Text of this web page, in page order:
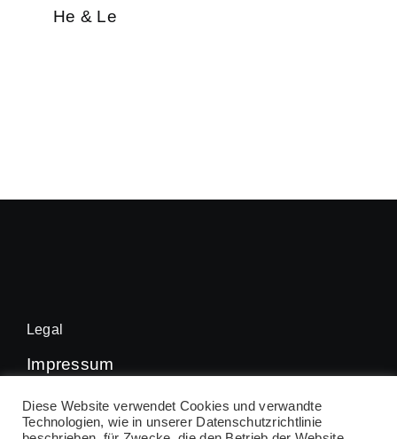
He & Le
Legal
Impressum
Datenschutz
Diese Website verwendet Cookies und verwandte
Technologien, wie in unserer Datenschutzrichtlinie